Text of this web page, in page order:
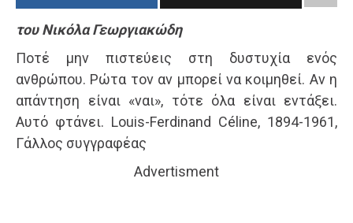
του Νικόλα Γεωργιακώδη
Ποτέ μην πιστεύεις στη δυστυχία ενός
ανθρώπου. Ρώτα τον αν μπορεί να κοιμηθεί. Αν η
απάντηση είναι «ναι», τότε όλα είναι εντάξει.
Αυτό φτάνει. Louis-Ferdinand Céline, 1894-1961,
Γάλλος συγγραφέας
Advertisment